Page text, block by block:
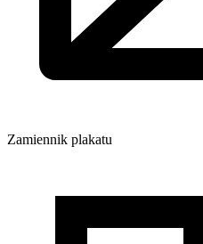
Zamiennik plakatu